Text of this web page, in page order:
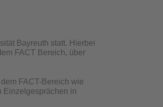
Bayreuth statt. Hierbei
FACT Bereich, über
FACT-Bereich wie
Einzelgesprächen in